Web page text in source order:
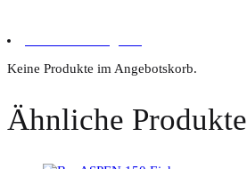
Keine Produkte im Angebotskorb.
Ähnliche Produkte